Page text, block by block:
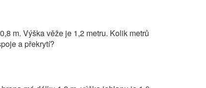
m. Výška věže je 1,2 metru. Kolik metrů
a překrytí?